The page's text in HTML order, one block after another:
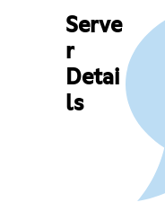
Serve
r
Detai
ls